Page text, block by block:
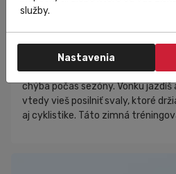
triatlon alebo cyklistiku
Zimné obdobie je najlepší čas
chýba počas sezóny. Vonku jazdíš
vtedy vieš posilniť svaly, ktoré
aj cyklistike. Táto zimná
služby.
Nastavenia